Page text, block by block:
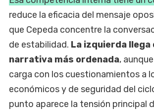
reduce la eficacia del mensaje
que Cepeda concentre la
de estabilidad. La izquierda llega
narrativa más ordenada,
carga con los cuestionamientos a
económicos y de seguridad del
punto aparece la tensión principal